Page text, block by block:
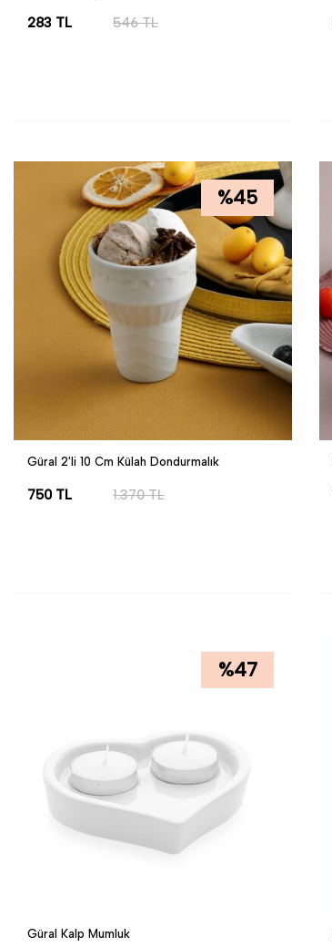
283 TL 546TL
%45
Güral 2'li 10 Cm Külah Dondurmalık
750TL 1.370TL
%47
Güral Kalp Mumluk